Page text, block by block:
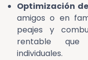
Optimización
amigos o en
peajes y
rentable que
individuales.